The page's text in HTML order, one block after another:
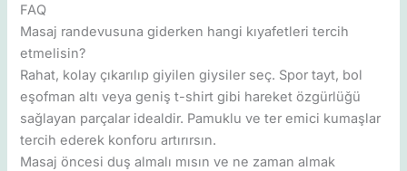
FAQ
Masaj randevusuna giderken hangi kıyafetleri tercih
etmelisin?
Rahat, kolay çıkarılıp giyilen giysiler seç. Spor tayt, bol
eşofman altı veya geniş t-shirt gibi hareket özgürlüğü
sağlayan parçalar idealdir. Pamuklu ve ter emici kumaşlar
tercih ederek konforu artırırsın.
Masaj öncesi duş almalı mısın ve ne zaman almak